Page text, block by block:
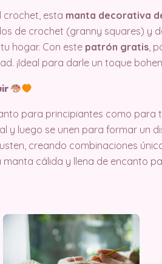
crochet, esta manta decorativa
de crochet (granny squares) y
hogar. Con este patrón gratis,
¡Ideal para darle un toque
para principiantes como para
y luego se unen para formar un
creando combinaciones
cálida y llena de encanto